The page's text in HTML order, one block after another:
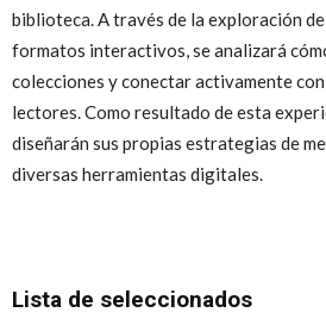
biblioteca. A través de la exploración
formatos interactivos, se analizará
colecciones y conectar activamente
lectores. Como resultado de esta
diseñarán sus propias estrategias de
diversas herramientas digitales.
Lista de seleccionados